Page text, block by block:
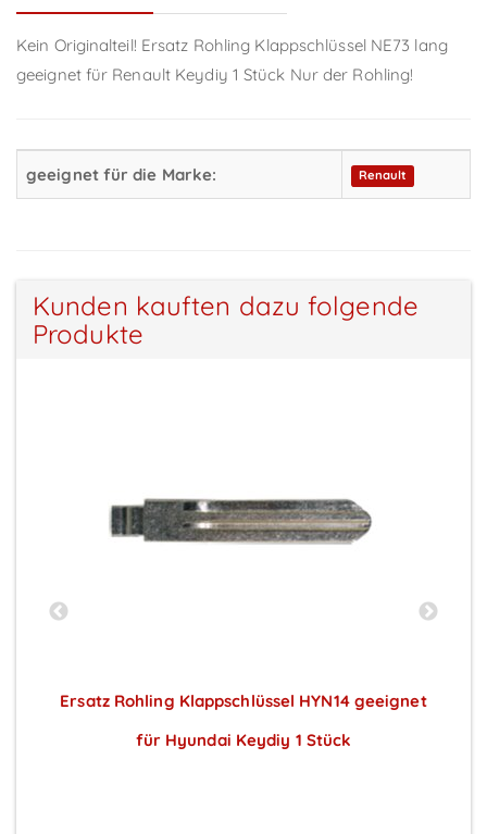
Kein Originalteil! Ersatz Rohling Klappschlüssel NE73 lang
geeignet für Renault Keydiy 1 Stück Nur der Rohling!
geeignet für die Marke: Renault
Kunden kauften dazu folgende
Produkte
Ersatz Rohling Klappschlüssel HYN14 geeignet
für Hyundai Keydiy 1 Stück